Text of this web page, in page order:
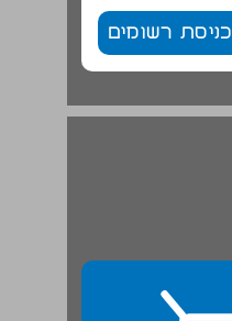
כניסת רשומים